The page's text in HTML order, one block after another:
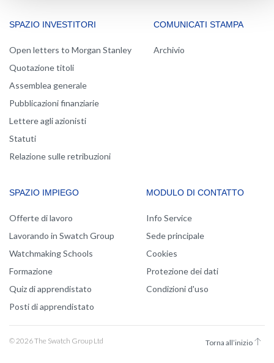
SPAZIO INVESTITORI
Open letters to Morgan Stanley
Quotazione titoli
Assemblea generale
Pubblicazioni finanziarie
Lettere agli azionisti
Statuti
Relazione sulle retribuzioni
COMUNICATI STAMPA
Archivio
SPAZIO IMPIEGO
Offerte di lavoro
Lavorando in Swatch Group
Watchmaking Schools
Formazione
Quiz di apprendistato
Posti di apprendistato
MODULO DI CONTATTO
Info Service
Sede principale
Cookies
Protezione dei dati
Condizioni d'uso
© 2026 The Swatch Group Ltd Torna all’inizio